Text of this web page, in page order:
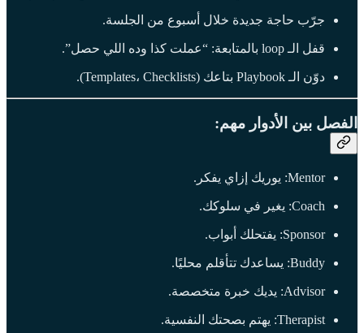
جرّب حاجة جديدة خلال أسبوع من الجلسة.
قفل الـ loop بالمتابعة: “عملت كذا وده اللي حصل”.
دوّن الـ Playbook بتاعك (Templates، Checklists).
الفصل بين الأدوار مهم:
Mentor: يوريك إزاي يفكر.
Coach: يغير في سلوكك.
Sponsor: يفتحلك أبواب.
Buddy: يساعدك تتأقلم محليًا.
Advisor: يديك خبرة متخصصة.
Therapist: يهتم بصحتك النفسية.